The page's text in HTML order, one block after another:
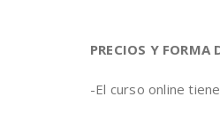
PRECIOS Y FORMA
-El curso online